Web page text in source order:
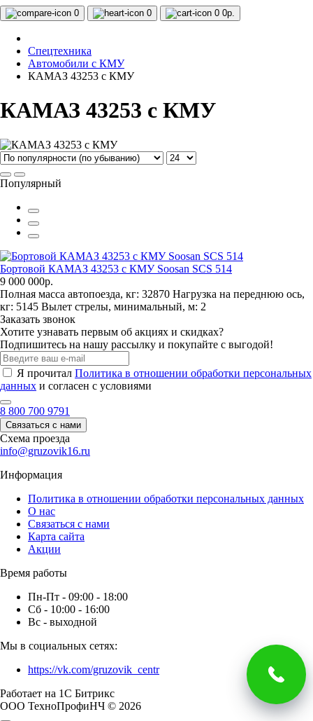
0 0 0 0р.
Спецтехника
Автомобили с КМУ
КАМАЗ 43253 с КМУ
КАМАЗ 43253 с КМУ
Популярный
Бортовой КАМАЗ 43253 с КМУ Soosan SCS 514
9 000 000р.
Полная масса автопоезда, кг: 32870 Нагрузка на переднюю ось,
кг: 5145 Вылет стрелы, минимальный, м: 2
Заказать звонок
Хотите узнавать первым об акциях и скидках?
Подпишитесь на нашу рассылку и покупайте с выгодой!
Я прочитал Политика в отношении обработки персональных
данных и согласен с условиями
8 800 700 9791
Связаться с нами
Схема проезда
info@gruzovik16.ru
Информация
Политика в отношении обработки персональных данных
О нас
Связаться с нами
Карта сайта
Акции
Время работы
Пн-Пт - 09:00 - 18:00
Сб - 10:00 - 16:00
Вс - выходной
Мы в социальных сетях:
https://vk.com/gruzovik_centr
Работает на 1С Битрикс
ООО ТехноПрофиНЧ © 2026